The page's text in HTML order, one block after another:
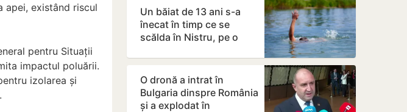
apei, existând riscul
pentru Situații
impactul poluării.
izolarea și
Un băiat de 13 ani s-a
înecat în timp ce se
scălda în Nistru, pe o
Bender
O dronă a intrat în
Bulgaria dinspre România
și a explodat în